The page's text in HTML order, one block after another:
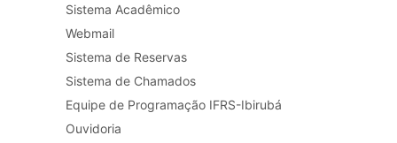
Sistema Acadêmico
Webmail
Sistema de Reservas
Sistema de Chamados
Equipe de Programação IFRS-Ibirubá
Ouvidoria